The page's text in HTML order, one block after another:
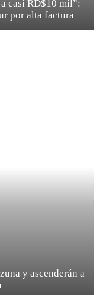
casi RD$10 mil”:
por alta factura
y ascenderán a